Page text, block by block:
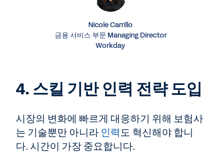
Nicole Carrillo
금융 서비스 부문 Managing Director
Workday
4. 스킬 기반 인력 전략 도입
시장의 변화에 빠르게 대응하기 위해 보험사
는 기술뿐만 아니라 인력도 혁신해야 합니
다. 시간이 가장 중요합니다.